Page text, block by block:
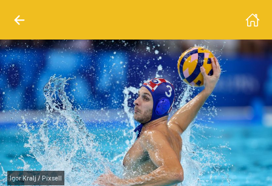
Igor Kralj / Pixsell